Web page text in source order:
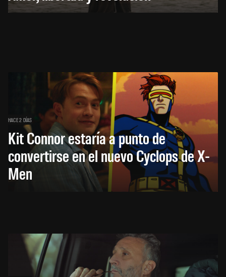
HACE 2 DÍAS
Kit Connor estaría a punto de
convertirse en el nuevo Cyclops de X-
Men